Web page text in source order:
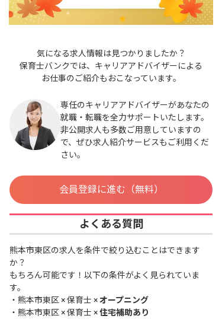
気になる求人情報は見つかりましたか？
保育士バンクでは、キャリアアドバイザーによる
お仕事のご紹介もおこなっています。
専任のキャリアアドバイザーがあなたの
就職・転職を全力サポートいたします。
非公開求人も多数ご用意していますの
で、ぜひ求人紹介サービスもご利用くだ
さい。
会員登録に進む（無料）
よくある質問
熊本市東区の求人を条件で絞り込むことはできます
か？
もちろん可能です！以下の条件がよく見られていま
す。
・ 熊本市東区 × 保育士 ×オープニング
・ 熊本市東区 × 保育士 ×住宅補助あり